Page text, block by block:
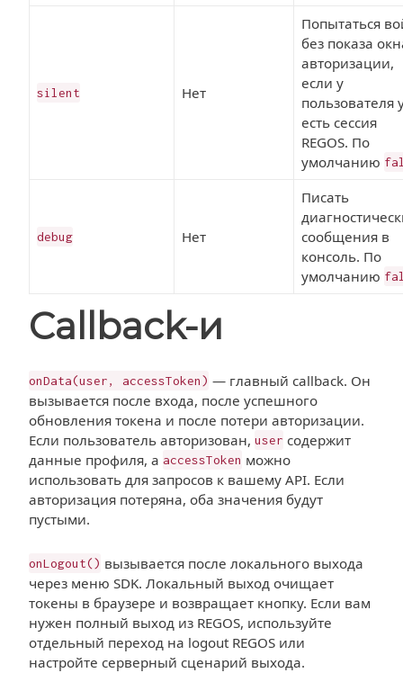
silent Нет
Попытаться
без показа
авторизации,
если у
пользователя
есть сессия
REGOS. По
умолчанию
debug Нет
Писать
сообщения в
консоль. По
умолчанию
Callback-и
onData(user, accessToken) — главный callback. Он
вызывается после входа, после успешного
обновления токена и после потери авторизации.
Если пользователь авторизован, user содержит
данные профиля, а accessToken можно
использовать для запросов к вашему API. Если
авторизация потеряна, оба значения будут
пустыми.
onLogout() вызывается после локального выхода
через меню SDK. Локальный выход очищает
токены в браузере и возвращает кнопку. Если вам
нужен полный выход из REGOS, используйте
отдельный переход на logout REGOS или
настройте серверный сценарий выхода.